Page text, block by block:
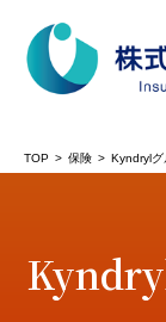
保険TOP
TOP 保険 Kyndrylグ